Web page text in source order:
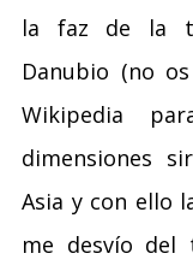
la faz de la
Danubio (no
Wikipedia
dimensiones
Asia y con ello
me desvío del